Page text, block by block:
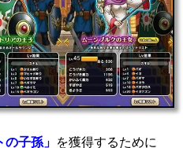
の子孫」 を獲得するために